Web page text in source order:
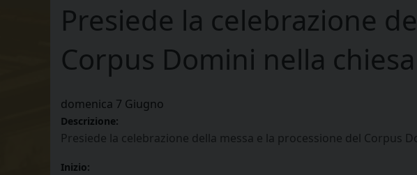
Presiede la celebrazione
Corpus Domini nella
domenica 7 Giugno
Descrizione:
Presiede la celebrazione della messa e la processione del Corpus
Inizio: